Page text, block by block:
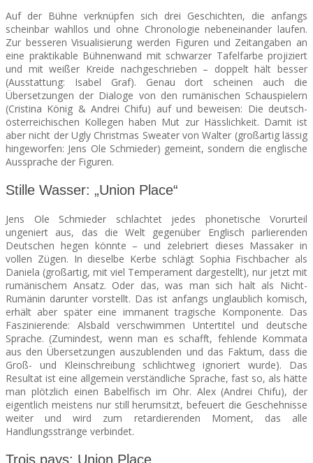
Auf der Bühne verknüpfen sich drei Geschichten, die anfangs
scheinbar wahllos und ohne Chronologie nebeneinander laufen.
Zur besseren Visualisierung werden Figuren und Zeitangaben an
eine praktikable Bühnenwand mit schwarzer Tafelfarbe projiziert
und mit weißer Kreide nachgeschrieben – doppelt hält besser
(Ausstattung: Isabel Graf). Genau dort scheinen auch die
Übersetzungen der Dialoge von den rumänischen Schauspielern
(Cristina König & Andrei Chifu) auf und beweisen: Die deutsch-
österreichischen Kollegen haben Mut zur Hässlichkeit. Damit ist
aber nicht der Ugly Christmas Sweater von Walter (großartig lässig
hingeworfen: Jens Ole Schmieder) gemeint, sondern die englische
Aussprache der Figuren.
Stille Wasser: „Union Place“
Jens Ole Schmieder schlachtet jedes phonetische Vorurteil
ungeniert aus, das die Welt gegenüber Englisch parlierenden
Deutschen hegen könnte – und zelebriert dieses Massaker in
vollen Zügen. In dieselbe Kerbe schlägt Sophia Fischbacher als
Daniela (großartig, mit viel Temperament dargestellt), nur jetzt mit
rumänischem Ansatz. Oder das, was man sich halt als Nicht-
Rumänin darunter vorstellt. Das ist anfangs unglaublich komisch,
erhält aber später eine immanent tragische Komponente. Das
Faszinierende: Alsbald verschwimmen Untertitel und deutsche
Sprache. (Zumindest, wenn man es schafft, fehlende Kommata
aus den Übersetzungen auszublenden und das Faktum, dass die
Groß- und Kleinschreibung schlichtweg ignoriert wurde). Das
Resultat ist eine allgemein verständliche Sprache, fast so, als hätte
man plötzlich einen Babelfisch im Ohr. Alex (Andrei Chifu), der
eigentlich meistens nur still herumsitzt, befeuert die Geschehnisse
weiter und wird zum retardierenden Moment, das alle
Handlungsstränge verbindet.
Trois pays: Union Place